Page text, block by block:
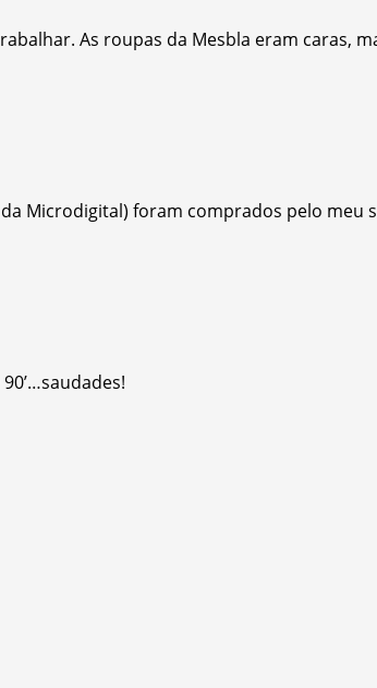
As roupas da Mesbla eram caras,
Microdigital) foram comprados pelo meu